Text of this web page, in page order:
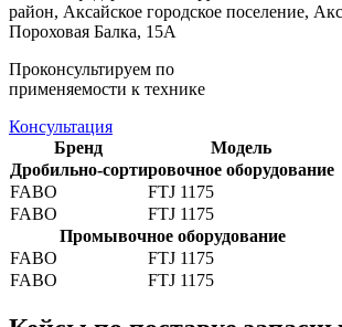
район, Аксайское городское поселение,
Пороховая Балка, 15А
Проконсультируем по
применяемости к технике
Консультация
Бренд
Модель
Дробильно-сортировочное оборудование
FABO
FTJ 1175
FABO
FTJ 1175
Промывочное оборудование
FABO
FTJ 1175
FABO
FTJ 1175